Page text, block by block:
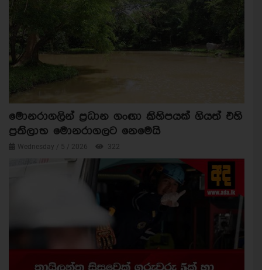
මොනරාගලින් ප්‍රධාන ගංඟා කිහිපයක් ගියත් එහි
ප්‍රතිලාභ මොනරාගලට නෙමෙයි
Wednesday / 5 / 2026 322